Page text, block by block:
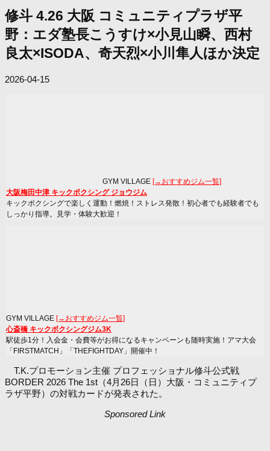
修斗 4.26 大阪 コミュニティプラザ平
野：エダ塾長こうすけ×小見山瞬、西村
良太×ISODA、奇天烈×小川隼人ほか決定
2026-04-15
GYM VILLAGE [→おすすめジム一覧]
大阪梅田中津 キックボクシング ジョウジム
キックボクシングで楽しく運動！燃焼！ストレス発散！初心者でも経験者でも
しっかり指導。見学・体験大歓迎！
GYM VILLAGE [→おすすめジム一覧]
心斎橋 キックボクシングジム3K
駅徒歩1分！入会金・会費等がお得になるキャンペーンも随時実施！アマ大会
「FIRSTMATCH」「THEFIGHTDAY」開催中！
T.K.プロモーション主催 プロフェッショナル修斗公式戦
BORDER 2026 The 1st（4月26日（日）大阪・コミュニティプ
ラザ平野）の対戦カードが発表された。
Sponsored Link